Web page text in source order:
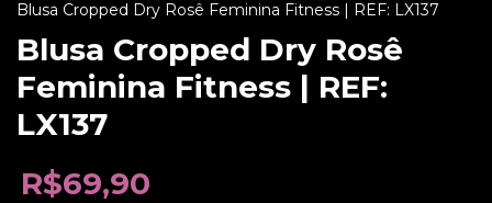
Blusa Cropped Dry Rosê Feminina Fitness | REF: LX137
Blusa Cropped Dry Rosê
Feminina Fitness | REF:
LX137
R$69,90